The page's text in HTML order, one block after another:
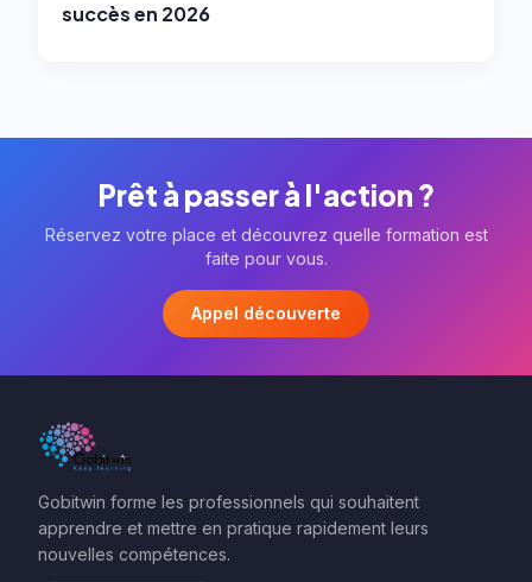
succès en 2026
Prêt à passer à l'action ?
Réservez votre place et découvrez quelle formation est
faite pour vous.
Appel découverte
Gobitwin forme les professionnels qui souhaitent
apprendre et mettre en pratique rapidement leurs
nouvelles compétences.